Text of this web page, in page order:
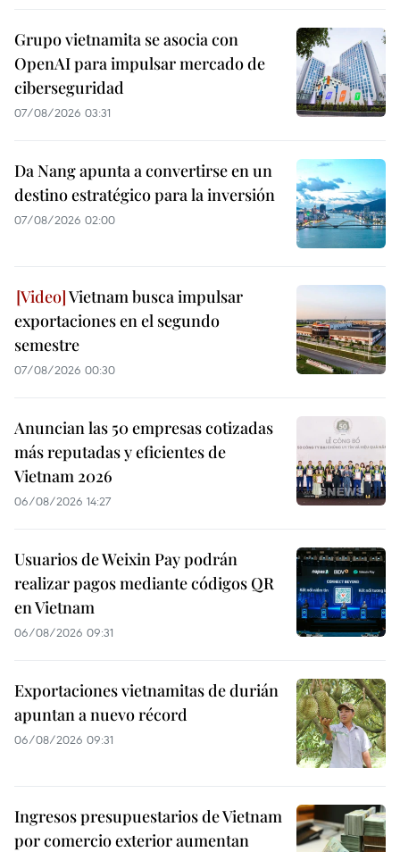
Grupo vietnamita se asocia con
OpenAI para impulsar mercado de
ciberseguridad
07/08/2026 03:31
Da Nang apunta a convertirse en un
destino estratégico para la inversión
07/08/2026 02:00
Vietnam busca impulsar
exportaciones en el segundo
semestre
07/08/2026 00:30
Anuncian las 50 empresas cotizadas
más reputadas y eficientes de
Vietnam 2026
06/08/2026 14:27
Usuarios de Weixin Pay podrán
realizar pagos mediante códigos QR
en Vietnam
06/08/2026 09:31
Exportaciones vietnamitas de durián
apuntan a nuevo récord
06/08/2026 09:31
Ingresos presupuestarios de Vietnam
por comercio exterior aumentan